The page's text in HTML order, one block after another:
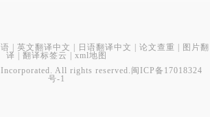
英文翻译中文 日语翻译中文 论文查重
图片翻
译
翻译标签云
xml地图
All rights reserved. 闽ICP备17018324
号-1